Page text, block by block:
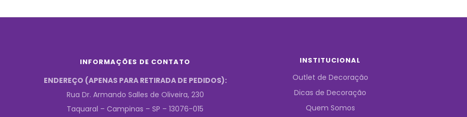
INFORMAÇÕES DE CONTATO
ENDEREÇO (APENAS PARA RETIRADA DE PEDIDOS):
Rua Dr. Armando Salles de Oliveira, 230
Taquaral – Campinas – SP – 13076-015
INSTITUCIONAL
Outlet de Decoração
Dicas de Decoração
Quem Somos